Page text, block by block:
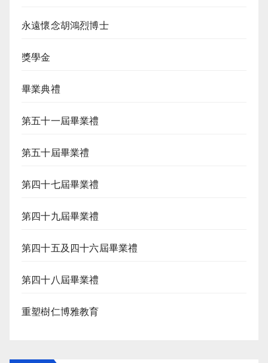
永遠懷念胡鴻烈博士
獎學金
畢業典禮
第五十一屆畢業禮
第五十屆畢業禮
第四十七屆畢業禮
第四十九屆畢業禮
第四十五及四十六屆畢業禮
第四十八屆畢業禮
重塑樹仁博雅教育